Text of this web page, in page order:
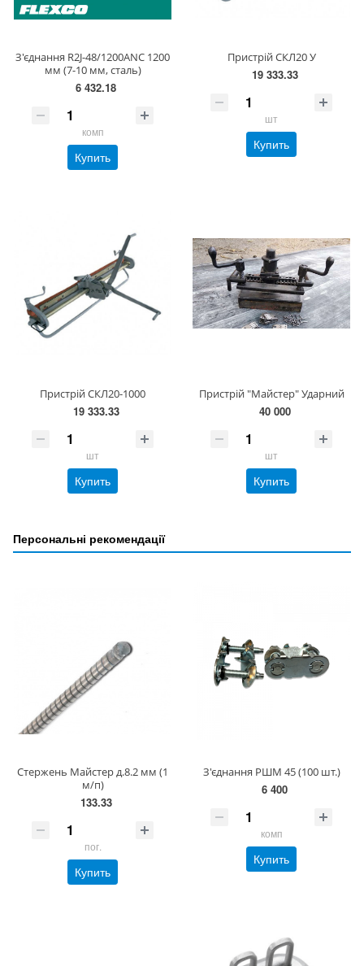
З'єднання R2J-48/1200ANC 1200
мм (7-10 мм, сталь)
6 432.18
комп
Купить
Пристрій СКЛ20 У
19 333.33
шт
Купить
Пристрій СКЛ20-1000
19 333.33
шт
Купить
Пристрій "Майстер" Ударний
40 000
шт
Купить
Персональні рекомендації
Стержень Майстер д.8.2 мм (1
м/п)
133.33
пог.
Купить
З'єднання РШМ 45 (100 шт.)
6 400
комп
Купить